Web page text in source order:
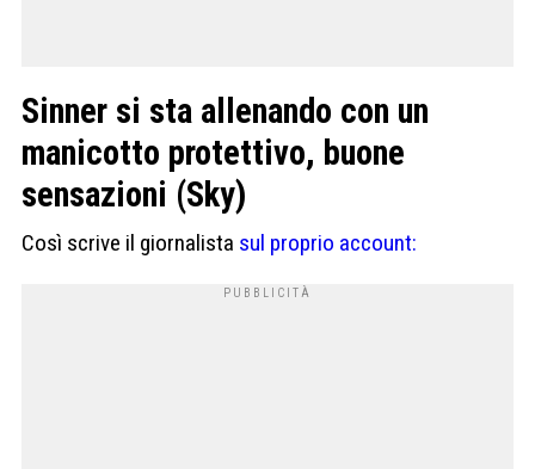
Sinner si sta allenando con un
manicotto protettivo, buone
sensazioni (Sky)
Così scrive il giornalista sul proprio account: